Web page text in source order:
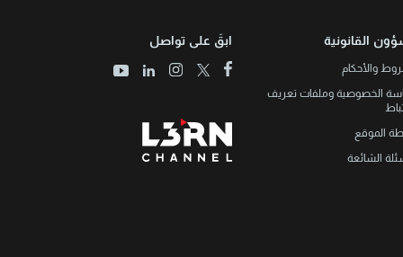
القانونية
والأحكام
الخصوصية وملفات تعريف
الموقع
الشائعة
ابقَ على تواصل